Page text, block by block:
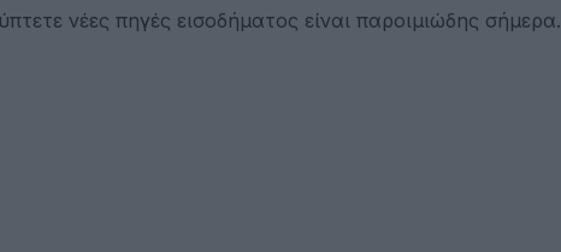
νέες πηγές εισοδήματος είναι παροιμιώδης σήμερα.